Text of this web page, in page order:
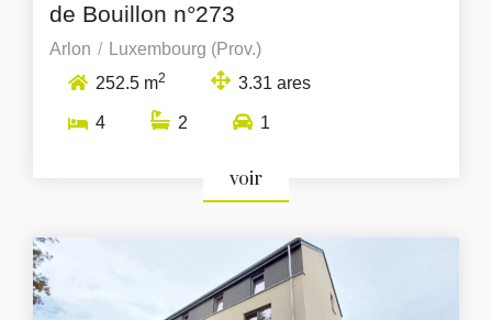
de Bouillon n°273
Arlon
Luxembourg (Prov.)
252.5 m2 3.31 ares
4 2 1
voir